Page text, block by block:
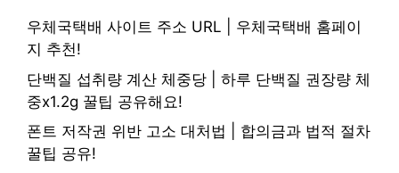
우체국택배 사이트 주소 URL | 우체국택배 홈페이
지 추천!
단백질 섭취량 계산 체중당 | 하루 단백질 권장량 체
중x1.2g 꿀팁 공유해요!
폰트 저작권 위반 고소 대처법 | 합의금과 법적 절차
꿀팁 공유!